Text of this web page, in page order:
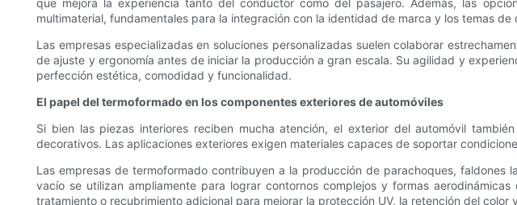
que mejora la experiencia tanto del conductor como del pasajero. Además, las
multimaterial, fundamentales para la integración con la identidad de marca y los temas de
Las empresas especializadas en soluciones personalizadas suelen colaborar
de ajuste y ergonomía antes de iniciar la producción a gran escala. Su agilidad y
perfección estética, comodidad y funcionalidad.
El papel del termoformado en los componentes exteriores de automóviles
Si bien las piezas interiores reciben mucha atención, el exterior del automóvil
decorativos. Las aplicaciones exteriores exigen materiales capaces de soportar
Las empresas de termoformado contribuyen a la producción de parachoques,
vacío se utilizan ampliamente para lograr contornos complejos y formas
tratamiento o recubrimiento adicional para mejorar la protección UV, la retención del color